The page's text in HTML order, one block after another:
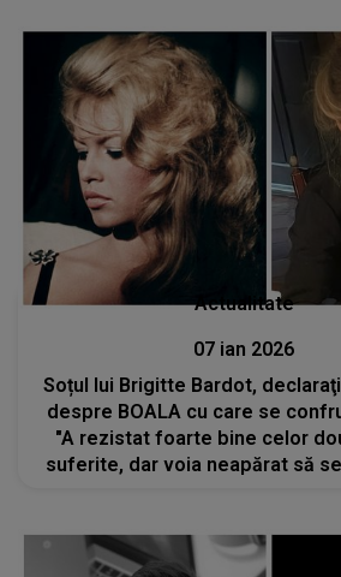
Actualitate
07 ian 2026
Soțul lui Brigitte Bardot,
despre BOALA cu care se
"A rezistat foarte bine celor
suferite, dar voia neapărat să se întoarcă la